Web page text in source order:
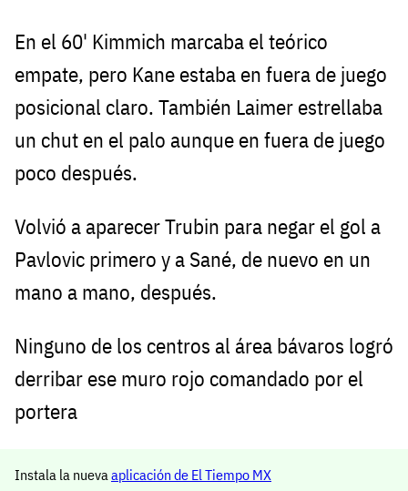
En el 60' Kimmich marcaba el teórico
empate, pero Kane estaba en fuera de juego
posicional claro. También Laimer estrellaba
un chut en el palo aunque en fuera de juego
poco después.
Volvió a aparecer Trubin para negar el gol a
Pavlovic primero y a Sané, de nuevo en un
mano a mano, después.
Ninguno de los centros al área bávaros logró
derribar ese muro rojo comandado por el
portera
Instala la nueva aplicación de El Tiempo MX